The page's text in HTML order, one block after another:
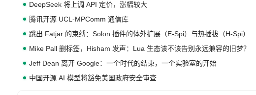
DeepSeek 将上调 API 定价，涨幅较大
腾讯开源 UCL-MPComm 通信库
跳出 Fatjar 的束缚：Solon 插件的体外扩展（E-Spi）与热插拔（H-Spi）
Mike Pall 删标签，Hisham 发声：Lua 生态该不该告别永远兼容的旧梦？
Jeff Dean 离开 Google：一个时代的结束，一个实验室的开始
中国开源 AI 模型将豁免美国政府安全审查